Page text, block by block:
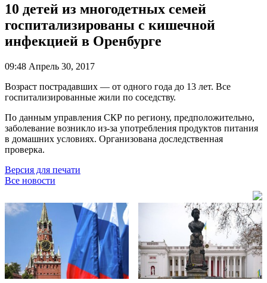
10 детей из многодетных семей
госпитализированы с кишечной
инфекцией в Оренбурге
09:48 Апрель 30, 2017
Возраст пострадавших — от одного года до 13 лет. Все
госпитализированные жили по соседству.
По данным управления СКР по региону, предположительно,
заболевание возникло из-за употребления продуктов питания
в домашних условиях. Организована доследственная
проверка.
Версия для печати
Все новости